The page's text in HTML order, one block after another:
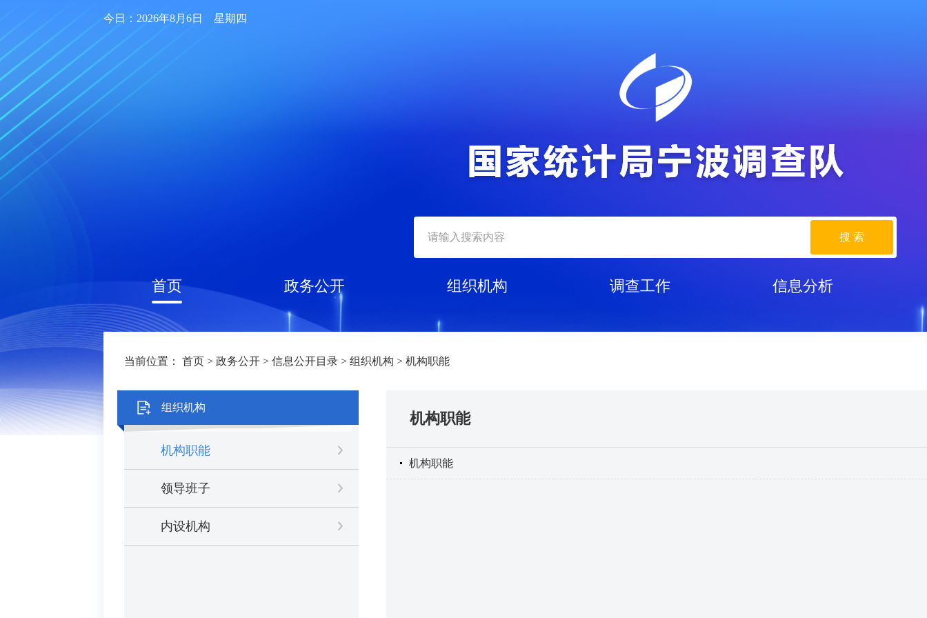
今日：2026年8月6日 星期四
搜 索
首页 政务公开 组织机构 调查工作 信息分析
当前位置： 首页 > 政务公开 > 信息公开目录 > 组织机构 > 机构职能
组织机构
机构职能
领导班子
内设机构
机构职能
机构职能